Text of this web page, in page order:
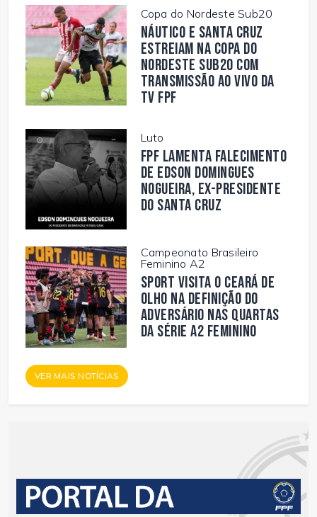
Copa do Nordeste Sub20
Náutico e Santa Cruz
estreiam na Copa do
Nordeste Sub20 com
transmissão ao vivo da
TV FPF
Luto
FPF lamenta falecimento
de Edson Domingues
Nogueira, ex-presidente
do Santa Cruz
Campeonato Brasileiro
Feminino A2
Sport visita o Ceará de
olho na definição do
adversário nas quartas
da Série A2 Feminino
VER MAIS NOTÍCIAS